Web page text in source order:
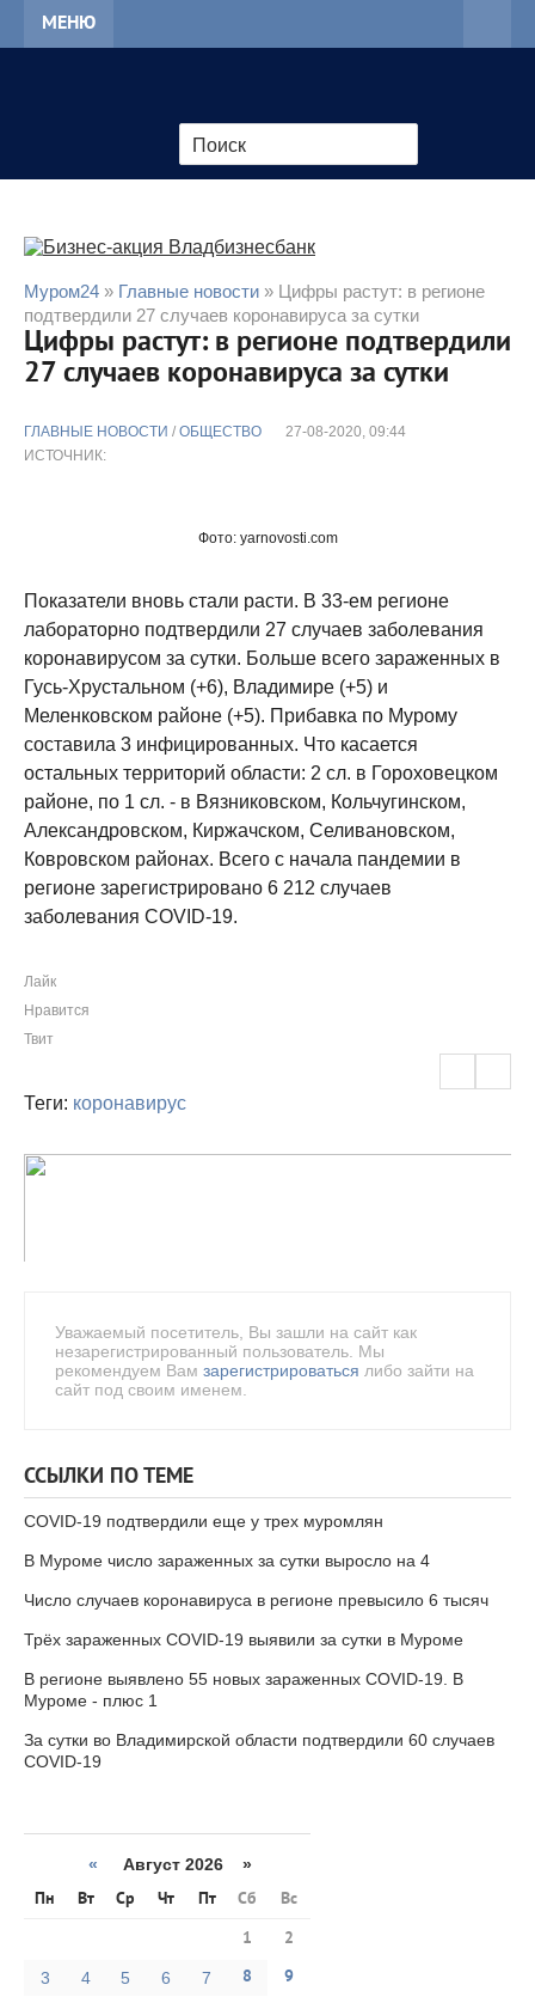
МЕНЮ
Муром24 » Главные новости » Цифры растут: в регионе
подтвердили 27 случаев коронавируса за сутки
Цифры растут: в регионе подтвердили
27 случаев коронавируса за сутки
ГЛАВНЫЕ НОВОСТИ / ОБЩЕСТВО
27-08-2020, 09:44
ИСТОЧНИК:
Фото: yarnovosti.com
Показатели вновь стали расти. В 33-ем регионе
лабораторно подтвердили 27 случаев заболевания
коронавирусом за сутки. Больше всего зараженных в
Гусь-Хрустальном (+6), Владимире (+5) и
Меленковском районе (+5). Прибавка по Мурому
составила 3 инфицированных. Что касается
остальных территорий области: 2 сл. в Гороховецком
районе, по 1 сл. - в Вязниковском, Кольчугинском,
Александровском, Киржачском, Селивановском,
Ковровском районах. Всего с начала пандемии в
регионе зарегистрировано 6 212 случаев
заболевания COVID-19.
Лайк
Нравится
Твит
Теги: коронавирус
Уважаемый посетитель, Вы зашли на сайт как
незарегистрированный пользователь. Мы
рекомендуем Вам зарегистрироваться либо зайти на
сайт под своим именем.
ССЫЛКИ ПО ТЕМЕ
COVID-19 подтвердили еще у трех муромлян
В Муроме число зараженных за сутки выросло на 4
Число случаев коронавируса в регионе превысило 6 тысяч
Трёх зараженных COVID-19 выявили за сутки в Муроме
В регионе выявлено 55 новых зараженных COVID-19. В
Муроме - плюс 1
За сутки во Владимирской области подтвердили 60 случаев
COVID-19
« Август 2026 »
Пн Вт Ср Чт Пт Сб
Вс
1
2
3 4 5 6 7 8 9